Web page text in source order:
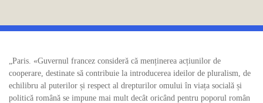
„Paris. «Guvernul francez consideră că menținerea acțiunilor de
cooperare, destinate să contribuie la introducerea ideilor de pluralism, de
echilibru al puterilor și respect al drepturilor omului în viața socială și
politică română se impune mai mult decât oricând pentru poporul român